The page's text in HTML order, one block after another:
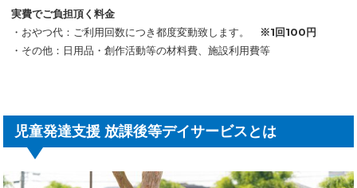
実費でご負担頂く料金
・おやつ代：ご利用回数につき都度変動致します。 ※1回100円
・その他：日用品・創作活動等の材料費、施設利用費等
児童発達支援 放課後等デイサービスとは